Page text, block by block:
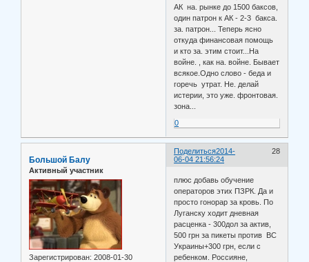
АК на. рынке до 1500 баксов,
один патрон к АК - 2-3 бакса.
за. патрон... Теперь ясно
откуда финансовая помощь
и кто за. этим стоит...На
войне. , как на. войне. Бывает
всякое.Одно слово - беда и
горечь утрат. Не. делай
истерии, это уже. фронтовая.
зона...
0
Поделиться 28
2014-
06-04 21:56:24
Большой Балу
Активный участник
Зарегистрирован: 2008-01-30
плюс добавь обучение
операторов этих ПЗРК. Да и
просто гонорар за кровь. По
Луганску ходит дневная
расценка - 300дол за актив,
500 грн за пикеты против ВС
Украины+300 грн, если с
ребенком. Россияне,